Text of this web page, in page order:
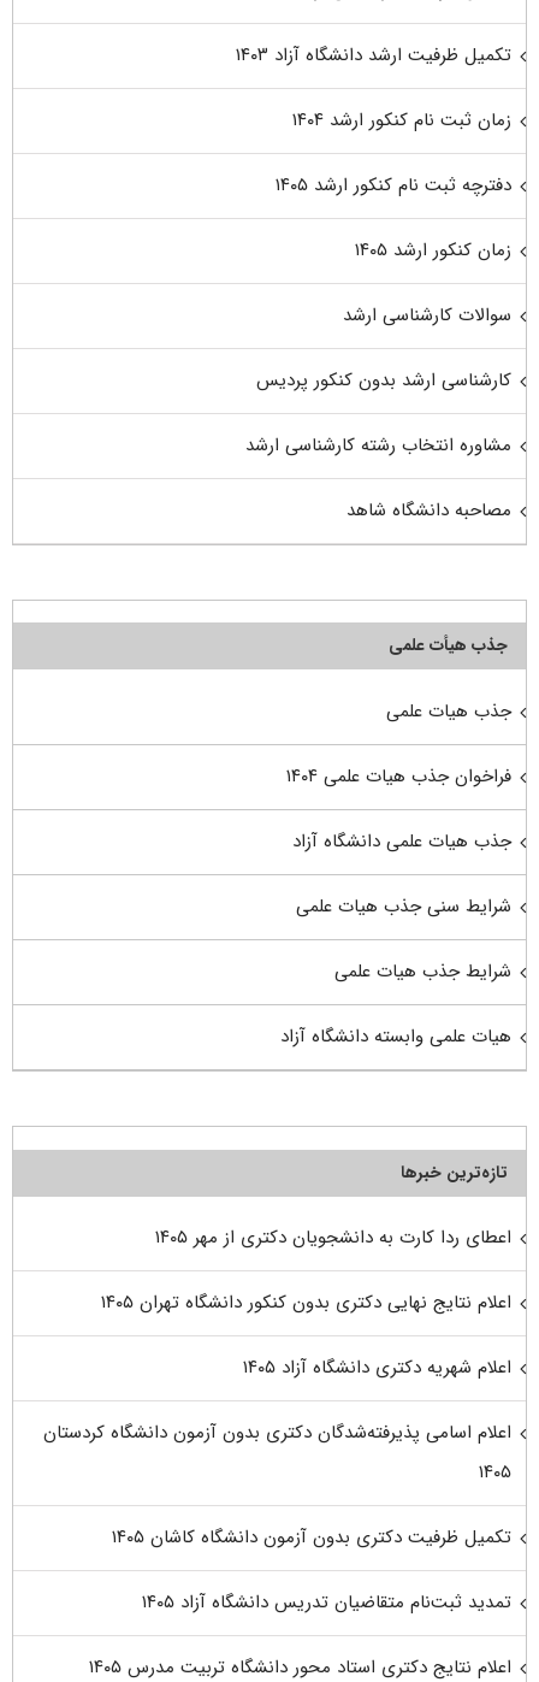
تکمیل ظرفیت ارشد دانشگاه آزاد ۱۴۰۳
زمان ثبت نام کنکور ارشد ۱۴۰۴
دفترچه ثبت نام کنکور ارشد ۱۴۰۵
زمان کنکور ارشد ۱۴۰۵
سوالات کارشناسی ارشد
کارشناسی ارشد بدون کنکور پردیس
مشاوره انتخاب رشته کارشناسی ارشد
مصاحبه دانشگاه شاهد
جذب هیأت علمی
جذب هیات علمی
فراخوان جذب هیات علمی ۱۴۰۴
جذب هیات علمی دانشگاه آزاد
شرایط سنی جذب هیات علمی
شرایط جذب هیات علمی
هیات علمی وابسته دانشگاه آزاد
تازه‌ترین خبرها
اعطای ردا کارت به دانشجویان دکتری از مهر ۱۴۰۵
اعلام نتایج نهایی دکتری بدون کنکور دانشگاه تهران ۱۴۰۵
اعلام شهریه دکتری دانشگاه آزاد ۱۴۰۵
اعلام اسامی پذیرفته‌شدگان دکتری بدون آزمون دانشگاه کردستان
۱۴۰۵
تکمیل ظرفیت دکتری بدون آزمون دانشگاه کاشان ۱۴۰۵
تمدید ثبت‌نام متقاضیان تدریس دانشگاه آزاد ۱۴۰۵
اعلام نتایج دکتری استاد محور دانشگاه تربیت مدرس ۱۴۰۵